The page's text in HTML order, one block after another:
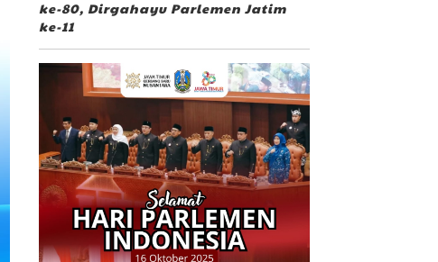
ke-80, Dirgahayu Parlemen Jatim
ke-11